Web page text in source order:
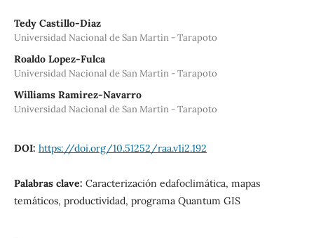
Tedy Castillo-Diaz
Universidad Nacional de San Martin - Tarapoto
Roaldo Lopez-Fulca
Universidad Nacional de San Martin - Tarapoto
Williams Ramirez-Navarro
Universidad Nacional de San Martin - Tarapoto
DOI: https://doi.org/10.51252/raa.v1i2.192
Palabras clave: Caracterización edafoclimática, mapas
temáticos, productividad, programa Quantum GIS